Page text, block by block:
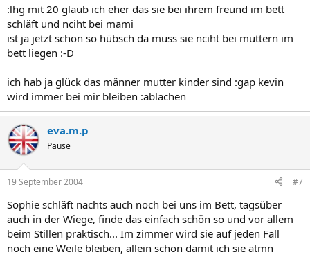
:lhg mit 20 glaub ich eher das sie bei ihrem freund im bett
schläft und nciht bei mami
ist ja jetzt schon so hübsch da muss sie nciht bei muttern im
bett liegen :-D
ich hab ja glück das männer mutter kinder sind :gap kevin
wird immer bei mir bleiben :ablachen
eva.m.p
Pause
19 September 2004 #7
Sophie schläft nachts auch noch bei uns im Bett, tagsüber
auch in der Wiege, finde das einfach schön so und vor allem
beim Stillen praktisch... Im zimmer wird sie auf jeden Fall
noch eine Weile bleiben, allein schon damit ich sie atmn